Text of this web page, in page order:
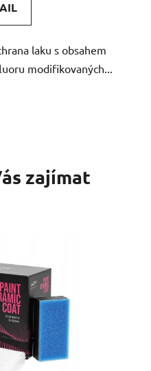
laku s obsahem
modifikovaných...
zajímat